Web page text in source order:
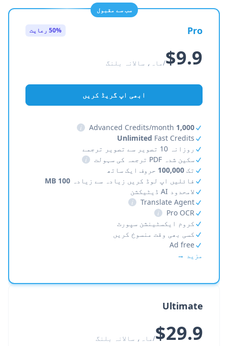
سب سے مقبول
Pro 50% رعایت
$9.9/ماہ، سالانہ بلنگ
ابھی اپ گریڈ کریں
1,000
i
Unlimited Fast Credits
روزانہ 10 تصویر سے تصویر ترجمے
سکین شدہ PDF ترجمہ کی سہولت
i
تک 100,000 حروف ایک ساتھ
فائلیں اپ لوڈ کریں زیادہ سے زیادہ 100 MB
لامحدود AI ڈیٹیکشن
Translate Agent
i
Pro OCR
i
کروم ایکسٹینشن سپورٹ
کسی بھی وقت منسوخ کریں
Ad free
مزید →
Ultimate
$29.9/ماہ، سالانہ بلنگ